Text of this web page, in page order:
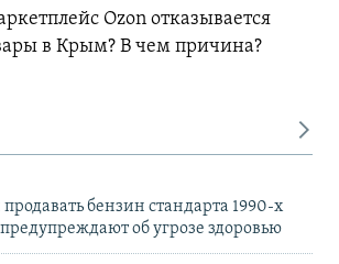
Ozon отказывается
в Крым? В чем причина?
бензин стандарта 1990-х
об угрозе здоровью